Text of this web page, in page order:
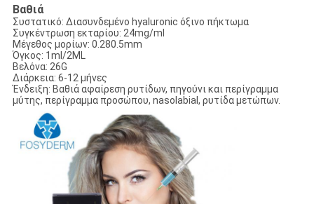
Βαθιά
Συστατικό: Διασυνδεμένο hyaluronic όξινο πήκτωμα
Συγκέντρωση εκταρίου: 24mg/ml
Μέγεθος μορίων: 0.280.5mm
Όγκος: 1ml/2ML
Βελόνα: 26G
Διάρκεια: 6-12 μήνες
Ένδειξη: Βαθιά αφαίρεση ρυτίδων, πηγούνι και περίγραμμα
μύτης, περίγραμμα προσώπου, nasolabial, ρυτίδα μετώπων.